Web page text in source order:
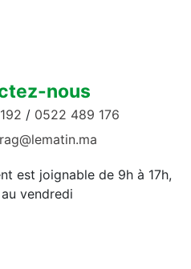
nous
/ 0522 489 176
est joignable de 9h à 17h,
vendredi